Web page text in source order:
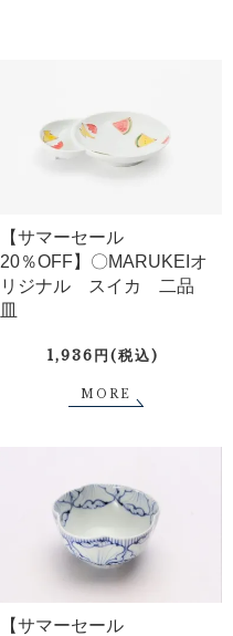
【サマーセール
20％OFF】〇MARUKEIオ
リジナル スイカ 二品
皿
1,936円(税込)
MORE
【サマーセール